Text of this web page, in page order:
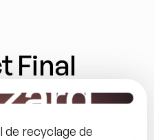
Final
de recyclage de